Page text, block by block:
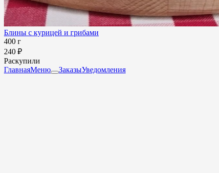
Блины с курицей и грибами
400 г
240 ₽
Раскупили
ГлавнаяМеню ЗаказыУведомления